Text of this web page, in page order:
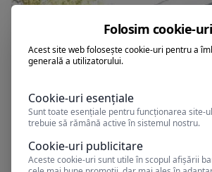
Folosim cookie-uri
Acest site web folosește cookie-uri pentru a
generală a utilizatorului.
Cookie-uri esențiale
Sunt toate esențiale pentru funcționarea site-
trebuie să rămână active în sistemul nostru.
Cookie-uri publicitare
Aceste cookie-uri sunt utile în scopul afișării